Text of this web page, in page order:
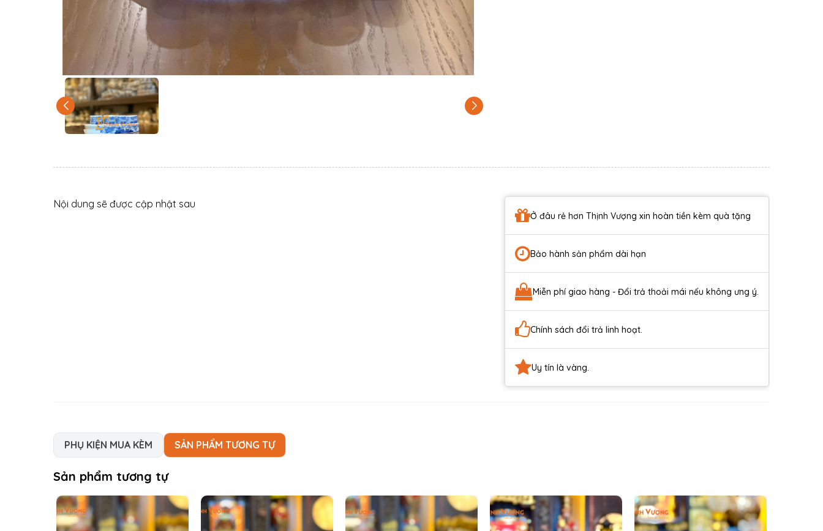
Ở đâu rẻ hơn Thịnh Vượng xin hoàn tiền kèm quà tặng
Bảo hành sản phẩm dài hạn
Miễn phí giao hàng - Đổi trả thoải mái nếu không ưng ý.
Chính sách đổi trả linh hoạt.
Uy tín là vàng.
Nội dung sẽ được cập nhật sau
PHỤ KIỆN MUA KÈM SẢN PHẨM TƯƠNG TỰ
Sản phẩm tương tự